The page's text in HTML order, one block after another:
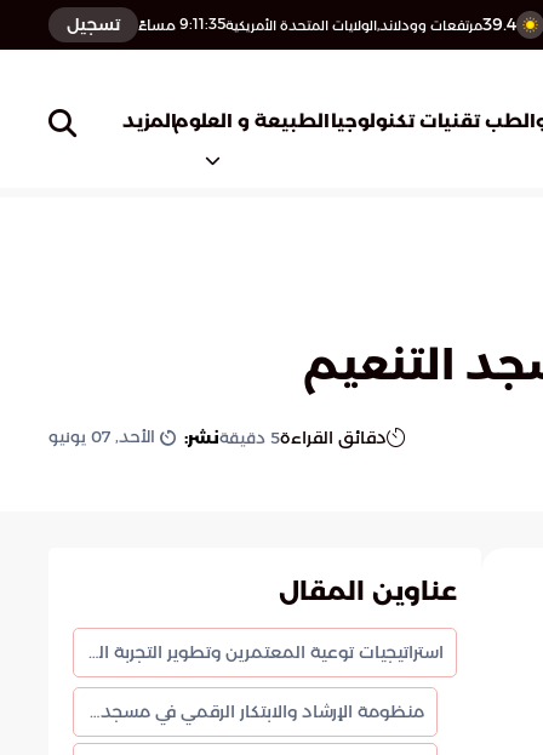
39.4مرتفعات وودلاند,الولايات المتحدة الأمريكية9:11:36 مساءً تسجيل
تقنيات تكنولوجياالطبيعة و العلومالمزيد
التنعيم
دقائق القراءة5 دقيقةنشر: الأحد, 07 يونيو
عناوين المقال
استراتيجيات توعية المعتمرين وتطوير التجربة الدينية في مكة المكرمة
منظومة الإرشاد والابتكار الرقمي في مسجد التنعيم